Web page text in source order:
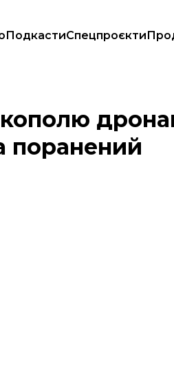
ПодкастиСпецпроєкти
поранений